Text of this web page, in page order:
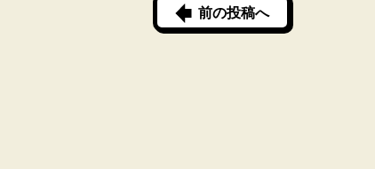
前の投稿へ